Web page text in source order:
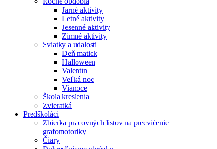
Jarné aktivity
Letné aktivity
Jesenné aktivity
Zimné aktivity
Sviatky a udalosti
Deň matiek
Halloween
Valentín
Veľká noc
Vianoce
Škola kreslenia
Zvieratká
Predškoláci
Zbierka pracovných listov na precvičenie
grafomotoriky
Čiary